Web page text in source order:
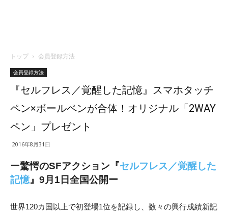
トップ 会員登録方法
会員登録方法
『セルフレス／覚醒した記憶』スマホタッチ
ペン×ボールペンが合体！オリジナル「2WAY
ペン」プレゼント
2016年8月31日
ー驚愕のSFアクション『セルフレス／覚醒した
記憶』9月1日全国公開ー
世界120カ国以上で初登場1位を記録し、数々の興行成績新記